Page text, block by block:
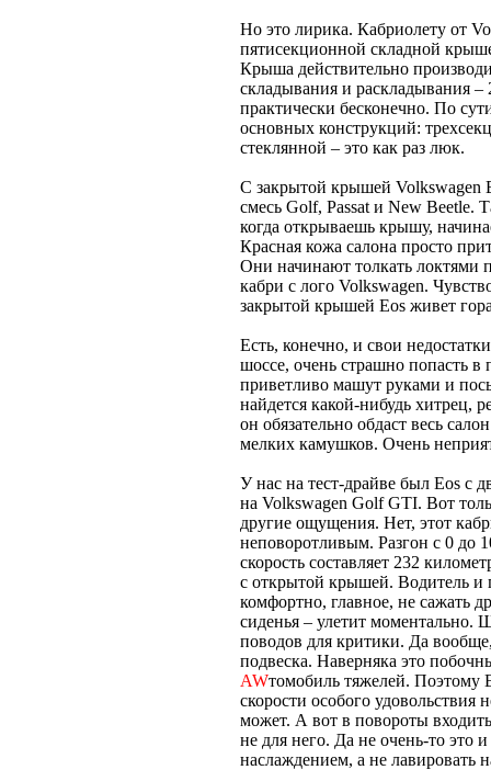
Но это лирика. Кабриолету от
пятисекционной складной
Крыша действительно
складывания и раскладывания
практически бесконечно. По
основных конструкций:
стеклянной – это как раз люк.
С закрытой крышей Volkswagen
смесь Golf, Passat и New Beetle.
когда открываешь крышу,
Красная кожа салона просто
Они начинают толкать локтями
кабри с лого Volkswagen.
закрытой крышей Eos живет
Есть, конечно, и свои
шоссе, очень страшно попасть
приветливо машут руками и
найдется какой-нибудь хитрец,
он обязательно обдаст весь
мелких камушков. Очень
У нас на тест-драйве был Eos с
на Volkswagen Golf GTI. Вот
другие ощущения. Нет, этот
неповоротливым. Разгон с 0 до
скорость составляет 232
с открытой крышей. Водитель и
комфортно, главное, не сажать
сиденья – улетит моментально.
поводов для критики. Да
подвеска. Наверняка это
AWтомобиль тяжелей. Поэтому
скорости особого удовольствия
может. А вот в повороты
не для него. Да не очень-то это
наслаждением, а не лавировать